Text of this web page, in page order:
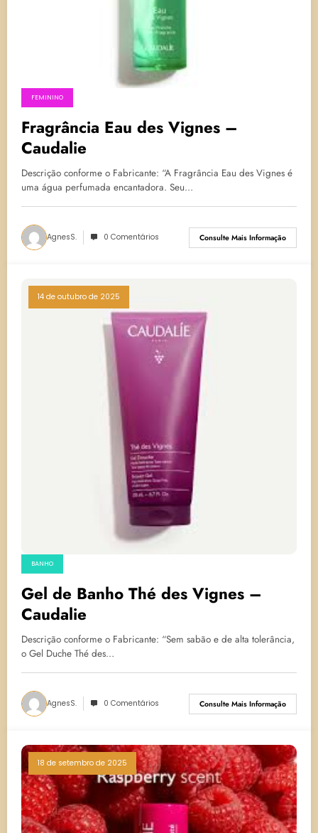
FEMININO
Fragrância Eau des Vignes –
Caudalie
Descrição conforme o Fabricante: “A Fragrância Eau des Vignes é
uma água perfumada encantadora. Seu…
AgnesS. 0 Comentários Consulte Mais Informação
14 de outubro de 2025
BANHO
Gel de Banho Thé des Vignes –
Caudalie
Descrição conforme o Fabricante: “Sem sabão e de alta tolerância,
o Gel Duche Thé des…
AgnesS. 0 Comentários Consulte Mais Informação
18 de setembro de 2025